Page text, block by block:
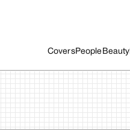
CoversPeople Beauty